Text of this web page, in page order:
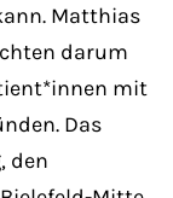
Matthias
darum
mit
Das
den